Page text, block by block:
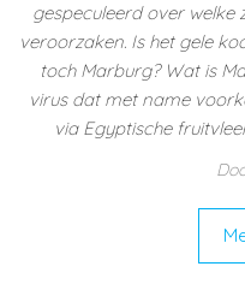
gespeculeerd over welke
veroorzaken. Is het gele
toch Marburg? Wat is
virus dat met name
via Egyptische